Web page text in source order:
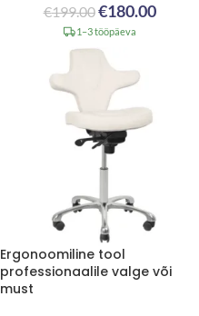
€199.00€180.00
1–3 tööpäeva
Ergonoomiline tool
professionaalile valge või
must